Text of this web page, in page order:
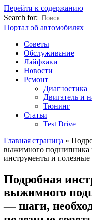
Перейти к содержанию
Search for:
Портал об автомобилях
Советы
Обслуживание
Лайфхаки
Новости
Ремонт
Диагностика
Двигатель и
Тюнинг
Статьи
Test Drive
Главная страница »
выжимного подшипника
инструменты и полезные
Подробная
выжимного
— шаги,